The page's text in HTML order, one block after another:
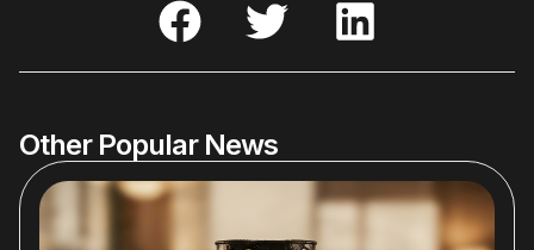
Other Popular News